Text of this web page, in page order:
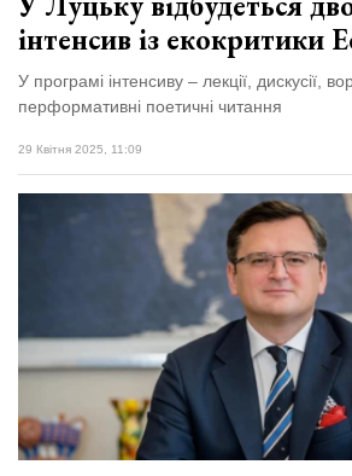
інтенсив із екокритики
У програмі інтенсиву – лекції, дискусії,
перформативні поетичні читання
29 Квітня 2025, 11:09